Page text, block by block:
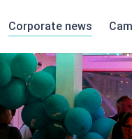
Corporate news